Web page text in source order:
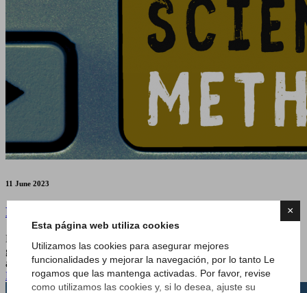
×
Esta página web utiliza cookies
Utilizamos las cookies para asegurar mejores
funcionalidades y mejorar la navegación, por lo tanto Le
rogamos que las mantenga activadas. Por favor, revise
como utilizamos las cookies y, si lo desea, ajuste su
11 June 2023
El enfoque científico de nuestras aplicaciones
Nuestras aplicaciones SizeYou y Sizeyou Professional son capaces,
gracias a un sistema de inteligencia artificial, de recoger las medidas
antropométricas del cuerpo humano.
Leer más